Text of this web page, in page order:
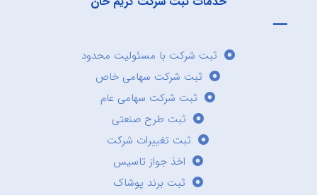
ثبت شرکت با مسئولیت محدود
ثبت شرکت سهامی خاص
ثبت شرکت سهامی عام
ثبت طرح صنعتی
ثبت تغییرات شرکت
اخذ جواز تاسیس
ثبت برند پوشاک